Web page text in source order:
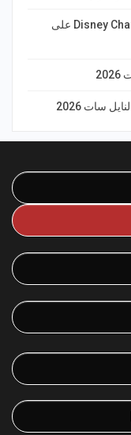
تردد قناة ديزني العربية بدون تشفير Disney Channel على